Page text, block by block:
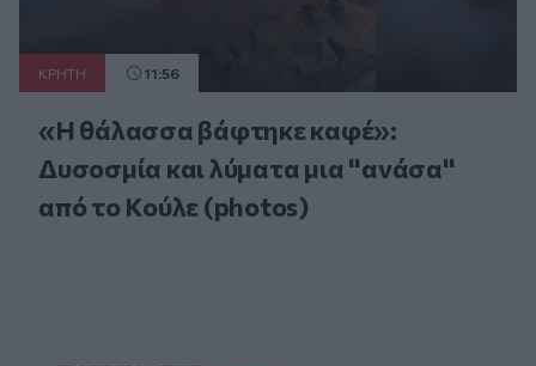
ΚΡΗΤΗ 11:56
«Η θάλασσα βάφτηκε καφέ»:
Δυσοσμία και λύματα μια "ανάσα"
από το Κούλε (photos)